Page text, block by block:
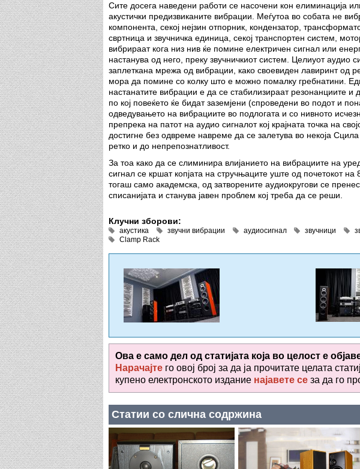
Сите досега наведени работи се насочени кон елиминација
акустички предизвиканите вибрации. Меѓутоа во собата не
компонента, секој нејзин отпорник, кондензатор,
свртница и звучничка единица, секој транспортен систем,
вибрираат кога низ нив ќе помине електричен сигнал или
настанува од него, преку звучничкиот систем. Целиуот аудио
заплеткана мрежа од вибрации, како своевиден лавиринт од
мора да помине со колку што е можно помалку гребнатини.
настанатите вибрации е да се стабилизираат резонанциите и
по кој повеќето ќе бидат заземјени (спроведени во подот и
одведувањето на вибрациите во подлогата и со нивното
препрека на патот на аудио сигналот кој крајната точка на
достигне без одвреме навреме да се залетува во некоја
ретко и до непрепознатливост.
За тоа како да се слиминира влијанието на вибрациите на
сигнал се кршат копјата на стручњаците уште од почетокот на
тогаш само академска, од затворените аудиокругови се
списанијата и станува јавен проблем кој треба да се реши.
Клучни зборови:
акустика звучни вибрации аудиосигнал звучници
Clamp Rack
Ова е само дел од статијата која во целост е
Нарачајте го овој број за да ја прочитате целата
купено електронското издание најавете се за да го
Статии со слична содржина